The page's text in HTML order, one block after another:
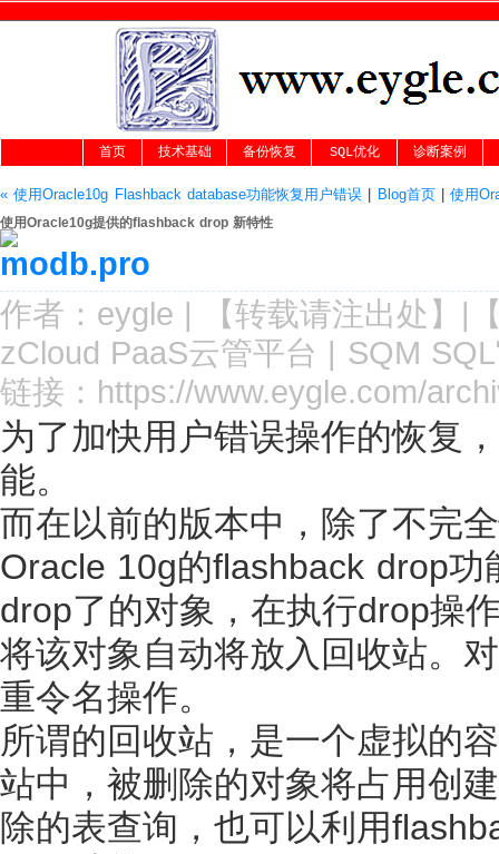
首页 技术基础 备份恢复 SQL优化 诊断案例
« 使用Oracle10g Flashback database功能恢复用户错误| Blog首页|使用
使用Oracle10g提供的flashback drop 新特性
作者： eygle | 【转载请注出处 】|
zCloud PaaS云管平台 | SQM
链接： https://www.eygle.com/
为了加快用户错误操作的恢复
能。
而在以前的版本中，除了不完
Oracle 10g的flashback drop
drop了的对象，在执行drop操
将该对象自动将放入回收站。
重令名操作。
所谓的回收站，是一个虚拟的
站中，被删除的对象将占用创
除的表查询，也可以利用